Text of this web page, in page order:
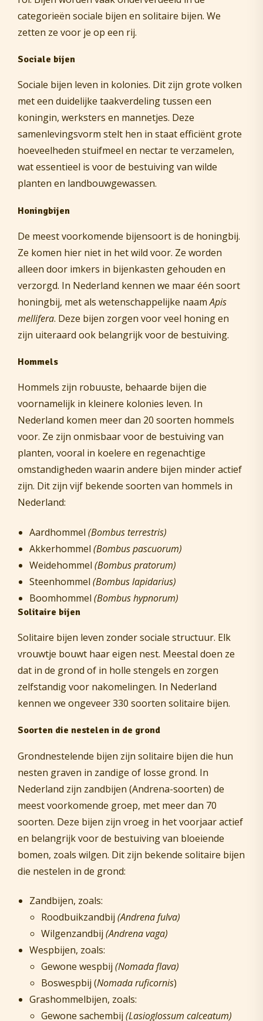
categorieën sociale bijen en solitaire bijen. We
zetten ze voor je op een rij.
Sociale bijen
Sociale bijen leven in kolonies. Dit zijn grote volken
met een duidelijke taakverdeling tussen een
koningin, werksters en mannetjes. Deze
samenlevingsvorm stelt hen in staat efficiënt grote
hoeveelheden stuifmeel en nectar te verzamelen,
wat essentieel is voor de bestuiving van wilde
planten en landbouwgewassen.
Honingbijen
De meest voorkomende bijensoort is de honingbij.
Ze komen hier niet in het wild voor. Ze worden
alleen door imkers in bijenkasten gehouden en
verzorgd. In Nederland kennen we maar één soort
honingbij, met als wetenschappelijke naamApis
mellifera. Deze bijen zorgen voor veel honing en
zijn uiteraard ook belangrijk voor de bestuiving.
Hommels
Hommels zijn robuuste, behaarde bijen die
voornamelijk in kleinere kolonies leven. In
Nederland komen meer dan 20 soorten hommels
voor. Ze zijn onmisbaar voor de bestuiving van
planten, vooral in koelere en regenachtige
omstandigheden waarin andere bijen minder actief
zijn. Dit zijn vijf bekende soorten van hommels in
Nederland:
Aardhommel (Bombus terrestris)
Akkerhommel (Bombus pascuorum)
Weidehommel (Bombus pratorum)
Steenhommel (Bombus lapidarius)
Boomhommel (Bombus hypnorum)
Solitaire bijen
Solitaire bijen leven zonder sociale structuur. Elk
vrouwtje bouwt haar eigen nest. Meestal doen ze
dat in de grond of in holle stengels en zorgen
zelfstandig voor nakomelingen. In Nederland
kennen we ongeveer 330 soorten solitaire bijen.
Soorten die nestelen in de grond
Grondnestelende bijen zijn solitaire bijen die hun
nesten graven in zandige of losse grond. In
Nederland zijn zandbijen (Andrena-soorten) de
meest voorkomende groep, met meer dan 70
soorten. Deze bijen zijn vroeg in het voorjaar actief
en belangrijk voor de bestuiving van bloeiende
bomen, zoals wilgen. Dit zijn bekende solitaire bijen
die nestelen in de grond:
Zandbijen, zoals:
Roodbuikzandbij (Andrena fulva)
Wilgenzandbij (Andrena vaga)
Wespbijen, zoals:
Gewone wespbij (Nomada flava)
Boswespbij (Nomada ruficornis)
Grashommelbijen, zoals:
Gewone sachembij (Lasioglossum calceatum)